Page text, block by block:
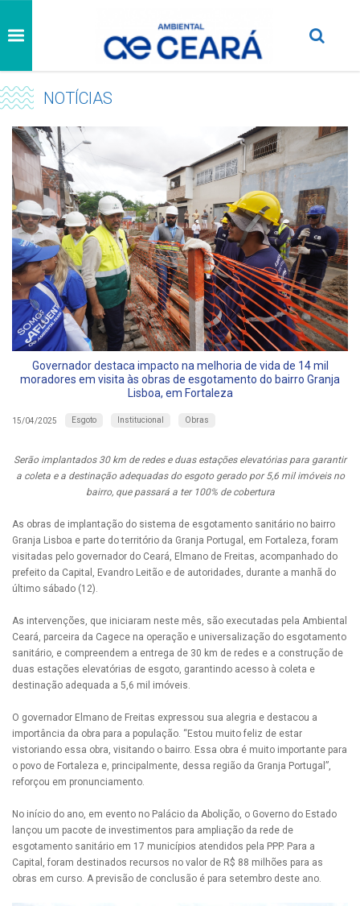
NOTÍCIAS
Governador destaca impacto na melhoria de vida de 14 mil
moradores em visita às obras de esgotamento do bairro Granja
Lisboa, em Fortaleza
15/04/2025 Esgoto Institucional Obras
Serão implantados 30 km de redes e duas estações elevatórias para garantir
a coleta e a destinação adequadas do esgoto gerado por 5,6 mil imóveis no
bairro, que passará a ter 100% de cobertura
As obras de implantação do sistema de esgotamento sanitário no bairro
Granja Lisboa e parte do território da Granja Portugal, em Fortaleza, foram
visitadas pelo governador do Ceará, Elmano de Freitas, acompanhado do
prefeito da Capital, Evandro Leitão e de autoridades, durante a manhã do
último sábado (12).
As intervenções, que iniciaram neste mês, são executadas pela Ambiental
Ceará, parceira da Cagece na operação e universalização do esgotamento
sanitário, e compreendem a entrega de 30 km de redes e a construção de
duas estações elevatórias de esgoto, garantindo acesso à coleta e
destinação adequada a 5,6 mil imóveis.
O governador Elmano de Freitas expressou sua alegria e destacou a
importância da obra para a população. “Estou muito feliz de estar
vistoriando essa obra, visitando o bairro. Essa obra é muito importante para
o povo de Fortaleza e, principalmente, dessa região da Granja Portugal”,
reforçou em pronunciamento.
No início do ano, em evento no Palácio da Abolição, o Governo do Estado
lançou um pacote de investimentos para ampliação da rede de
esgotamento sanitário em 17 municípios atendidos pela PPP. Para a
Capital, foram destinados recursos no valor de R$ 88 milhões para as
obras em curso. A previsão de conclusão é para setembro deste ano.